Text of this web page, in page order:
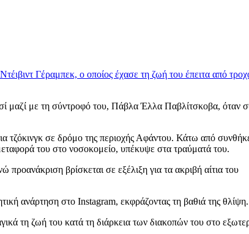
Γέραμπεκ, ο οποίος έχασε τη ζωή του έπειτα από
μαζί με τη σύντροφό του, Πάβλα Έλλα Παβλίτσκοβα, όταν
τζόκινγκ σε δρόμο της περιοχής Αφάντου. Κάτω από
του στο νοσοκομείο, υπέκυψε στα τραύματά του.
βρίσκεται σε εξέλιξη για τα ακριβή αίτια του
ανάρτηση στο Instagram, εκφράζοντας τη βαθιά της θλίψη.
τη ζωή του κατά τη διάρκεια των διακοπών του στο